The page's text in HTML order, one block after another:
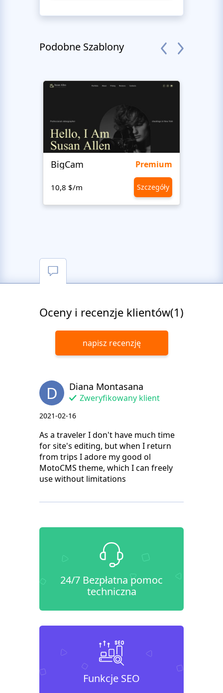
Podobne Szablony
BigCam Premium
10,8 $/m Szczegóły
Oceny i recenzje klientów(1)
napisz recenzję
D Diana Montasana
Zweryfikowany klient
2021-02-16
As a traveler I don't have much time
for site's editing, but when I return
from trips I adore my good ol
MotoCMS theme, which I can freely
use without limitations
24/7 Bezpłatna pomoc
techniczna
Funkcje SEO